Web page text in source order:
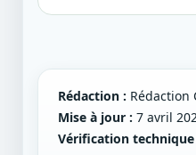
Rédaction : Rédaction
Mise à jour : 7 avril
Vérification technique